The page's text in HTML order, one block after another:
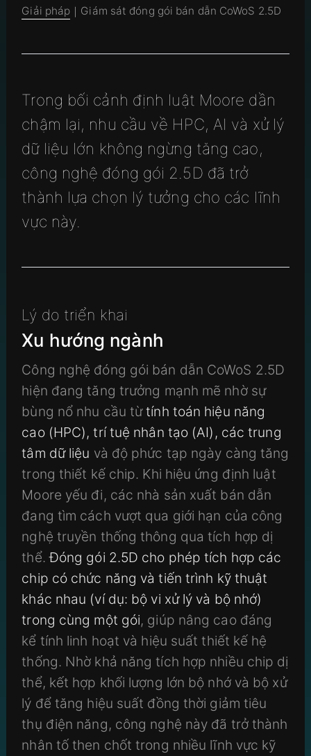
Giải pháp ｜Giám sát đóng gói bán dẫn CoWoS 2.5D
Trong bối cảnh định luật Moore dần
chậm lại, nhu cầu về HPC, AI và xử lý
dữ liệu lớn không ngừng tăng cao,
công nghệ đóng gói 2.5D đã trở
thành lựa chọn lý tưởng cho các lĩnh
vực này.
Lý do triển khai
Xu hướng ngành
Công nghệ đóng gói bán dẫn CoWoS 2.5D
hiện đang tăng trưởng mạnh mẽ nhờ sự
bùng nổ nhu cầu từtính toán hiệu năng
cao (HPC), trí tuệ nhân tạo (AI), các trung
tâm dữ liệu và độ phức tạp ngày càng tăng
trong thiết kế chip. Khi hiệu ứng định luật
Moore yếu đi, các nhà sản xuất bán dẫn
đang tìm cách vượt qua giới hạn của công
nghệ truyền thống thông qua tích hợp dị
thể.Đóng gói 2.5D cho phép tích hợp các
chip có chức năng và tiến trình kỹ thuật
khác nhau (ví dụ: bộ vi xử lý và bộ nhớ)
trong cùng một gói, giúp nâng cao đáng
kể tính linh hoạt và hiệu suất thiết kế hệ
thống. Nhờ khả năng tích hợp nhiều chip dị
thể, kết hợp khối lượng lớn bộ nhớ và bộ xử
lý để tăng hiệu suất đồng thời giảm tiêu
thụ điện năng, công nghệ này đã trở thành
nhân tố then chốt trong nhiều lĩnh vực kỹ